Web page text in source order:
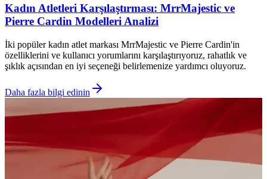
Kadın Atletleri Karşılaştırması: MrrMajestic ve
Pierre Cardin Modelleri Analizi
İki popüler kadın atlet markası MrrMajestic ve Pierre Cardin'in
özelliklerini ve kullanıcı yorumlarını karşılaştırıyoruz, rahatlık ve
şıklık açısından en iyi seçeneği belirlemenize yardımcı oluyoruz.
Daha fazla bilgi edinin